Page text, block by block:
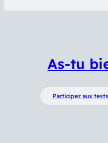
As-tu
Participez aux